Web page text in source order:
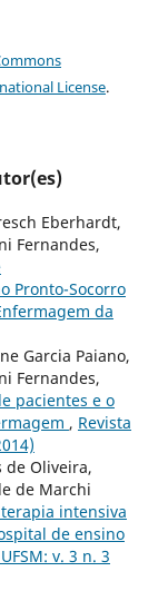
License.
Eberhardt,
Fernandes,
Pronto-Socorro
da
Garcia Paiano,
Fernandes,
pacientes e o
, Revista
de Oliveira,
de Marchi
intensiva
de ensino
v. 3 n. 3